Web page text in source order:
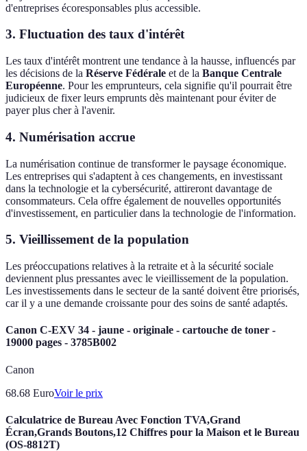
d'entreprises écoresponsables plus accessible.
3. Fluctuation des taux d'intérêt
Les taux d'intérêt montrent une tendance à la hausse, influencés par
les décisions de la Réserve Fédérale et de la Banque Centrale
Européenne. Pour les emprunteurs, cela signifie qu'il pourrait être
judicieux de fixer leurs emprunts dès maintenant pour éviter de
payer plus cher à l'avenir.
4. Numérisation accrue
La numérisation continue de transformer le paysage économique.
Les entreprises qui s'adaptent à ces changements, en investissant
dans la technologie et la cybersécurité, attireront davantage de
consommateurs. Cela offre également de nouvelles opportunités
d'investissement, en particulier dans la technologie de l'information.
5. Vieillissement de la population
Les préoccupations relatives à la retraite et à la sécurité sociale
deviennent plus pressantes avec le vieillissement de la population.
Les investissements dans le secteur de la santé doivent être priorisés,
car il y a une demande croissante pour des soins de santé adaptés.
Canon C-EXV 34 - jaune - originale - cartouche de toner -
19000 pages - 3785B002
Canon
68.68 EuroVoir le prix
Calculatrice de Bureau Avec Fonction TVA,Grand
Écran,Grands Boutons,12 Chiffres pour la Maison et le Bureau
(OS-8812T)